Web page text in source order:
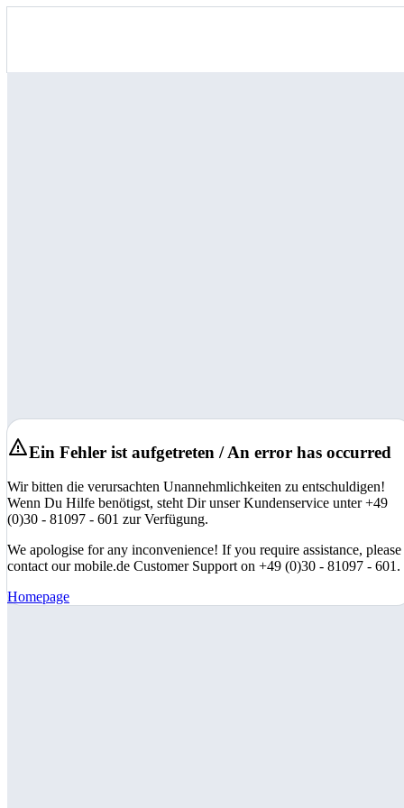
Ein Fehler ist aufgetreten / An error has occurred
Wir bitten die verursachten Unannehmlichkeiten zu entschuldigen!
Wenn Du Hilfe benötigst, steht Dir unser Kundenservice unter +49
(0)30 - 81097 - 601 zur Verfügung.
We apologise for any inconvenience! If you require assistance, please
contact our mobile.de Customer Support on +49 (0)30 - 81097 - 601.
Homepage